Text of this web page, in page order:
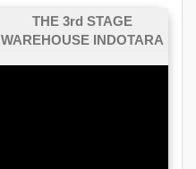
THE 3rd STAGE
WAREHOUSE INDOTARA